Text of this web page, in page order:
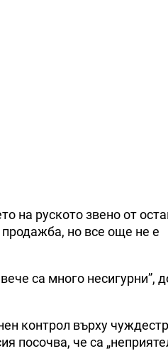
на руското звено от
но все още не е
са много несигурни”,
контрол върху
посочва, че са